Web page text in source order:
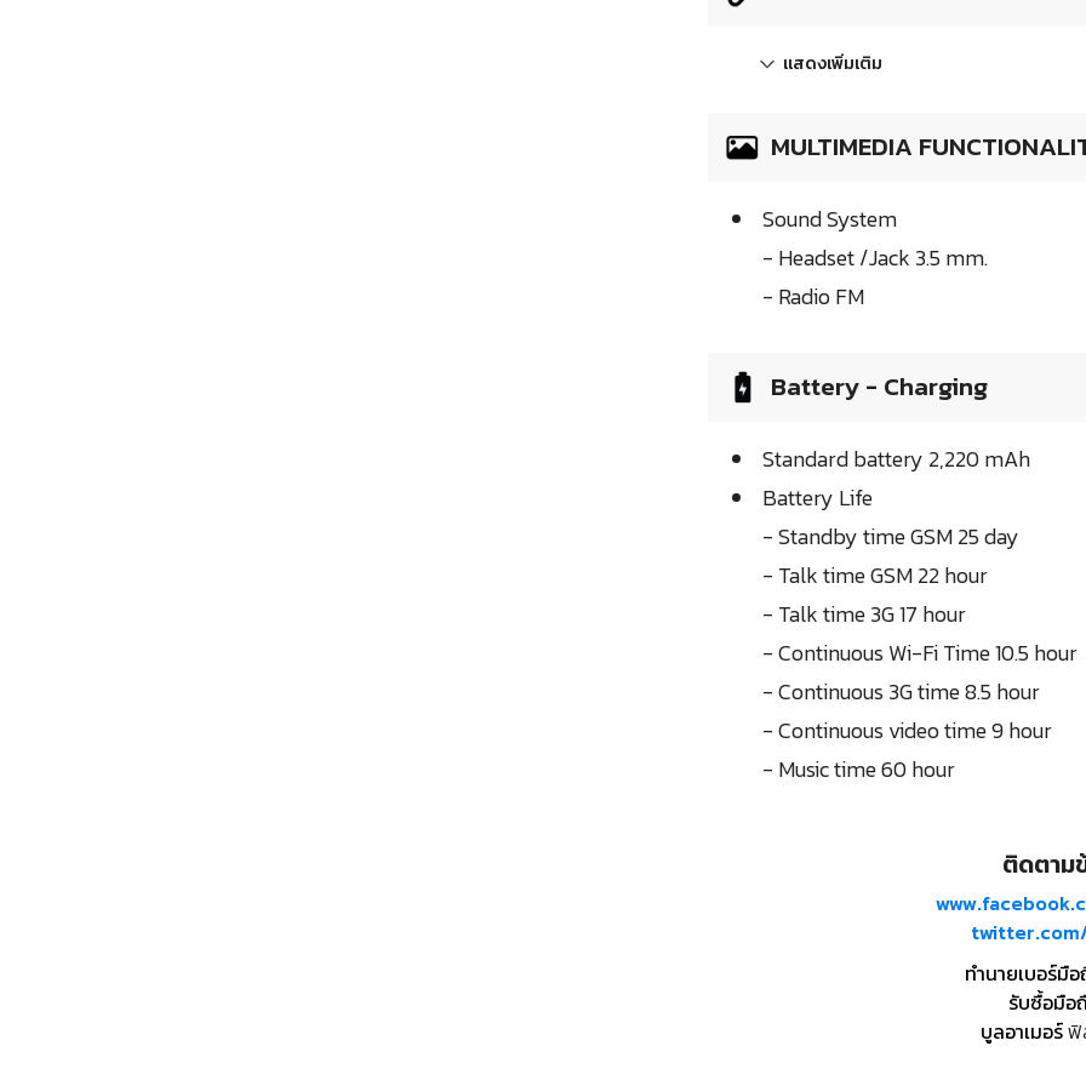
แสดงเพิ่มเติม
MULTIMEDIA
Sound System
- Headset /Jack 3.5 mm.
- Radio FM
Battery - Charging
Standard battery 2,220 mAh
Battery Life
- Standby time GSM 25 day
- Talk time GSM 22 hour
- Talk time 3G 17 hour
- Continuous Wi-Fi Time 10.5 hour
- Continuous 3G time 8.5 hour
- Continuous video time 9 hour
- Music time 60 hour
ติดตาม
ทำนายเบอร์มื
รับซื้อมือ
บูลอาเมอร์ฟิ